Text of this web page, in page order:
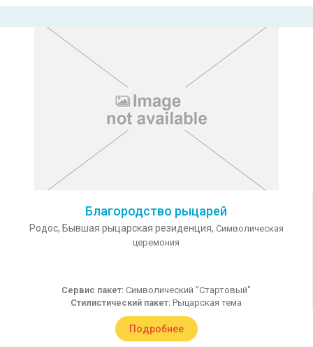
Благородство рыцарей
Родос, Бывшая рыцарская резиденция, Символическая
церемония
Сервис пакет: Символический "Стартовый"
Стилистический пакет: Рыцарская тема
Подробнее